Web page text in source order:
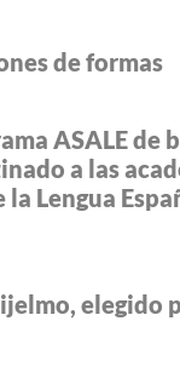
de formas
ASALE de
a las
Lengua
elegido